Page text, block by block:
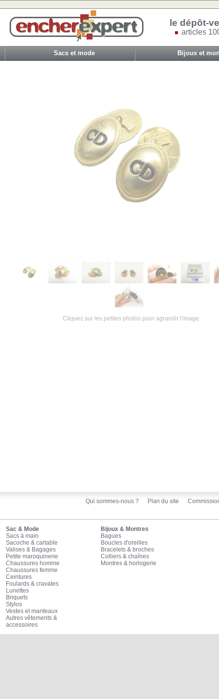
le dépôt-
articles
Sacs et mode Bijoux et
Cliquez sur les petites photos pour agrandir l'image.
Qui sommes-nous ? Plan du site
Sac & Mode
Sacs à main
Sacoche & cartable
Valises & Bagages
Petite maroquinerie
Chaussures homme
Chaussures femme
Ceintures
Foulards & cravates
Lunettes
Briquets
Stylos
Vestes et manteaux
Autres vêtements &
accessoires
Bijoux & Montres
Bagues
Boucles d'oreilles
Bracelets & broches
Colliers & chaînes
Montres & horlogerie